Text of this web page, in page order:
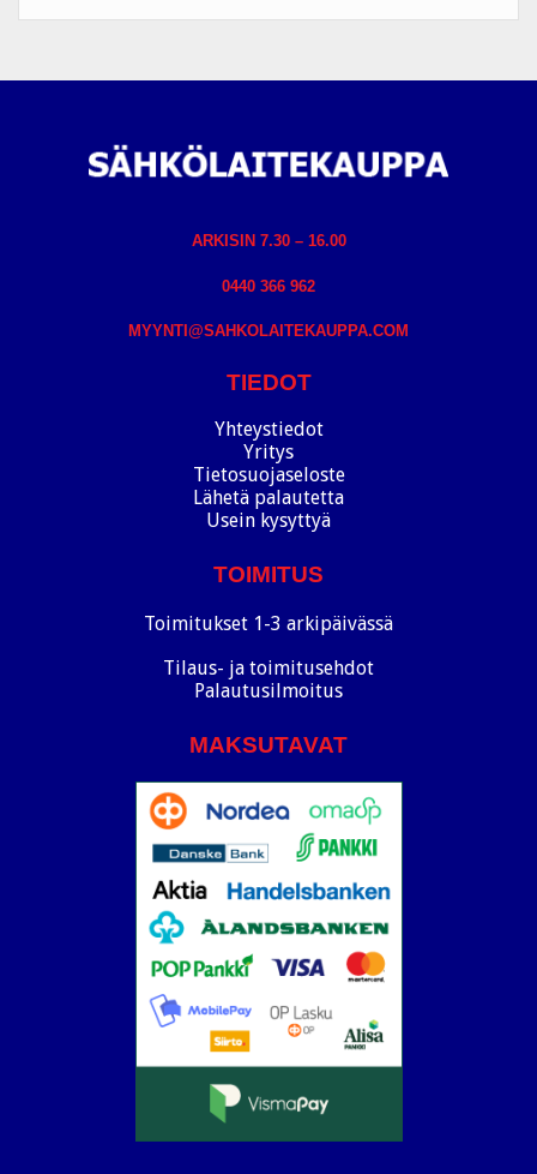
ARKISIN 7.30 – 16.00
0440 366 962
MYYNTI@SAHKOLAITEKAUPPA.COM
TIEDOT
Yhteystiedot
Yritys
Tietosuojaseloste
Lähetä palautetta
Usein kysyttyä
TOIMITUS
Toimitukset 1-3 arkipäivässä
Tilaus- ja toimitusehdot
Palautusilmoitus
MAKSUTAVAT